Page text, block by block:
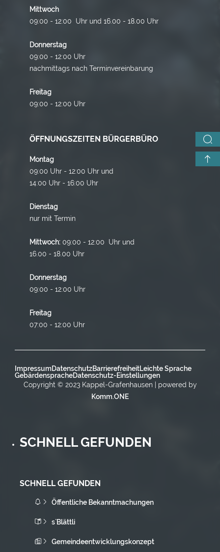
Mittwoch
09:00 - 12:00 Uhr und 16.00 - 18.00 Uhr
Donnerstag
09:00 - 12:00 Uhr
nachmittags nach Terminvereinbarung
Freitag
09:00 - 12:00 Uhr
ÖFFNUNGSZEITEN BÜRGERBÜRO
Montag
09:00 Uhr - 12:00 Uhr und
14:00 Uhr - 16:00 Uhr
Dienstag
nur mit Termin
Mittwoch: 09:00 - 12:00 Uhr und
16.00 - 18.00 Uhr
Donnerstag
09:00 - 12:00 Uhr
Freitag
07:00 - 12:00 Uhr
ImpressumDatenschutzBarrierefreiheitLeichte Sprache
GebärdenspracheDatenschutz-Einstellungen
Copyright © 2023 Kappel-Grafenhausen | powered by
Komm.ONE
SCHNELL GEFUNDEN
SCHNELL GEFUNDEN
Öffentliche Bekanntmachungen
s`Blättli
Gemeindeentwicklungskonzept